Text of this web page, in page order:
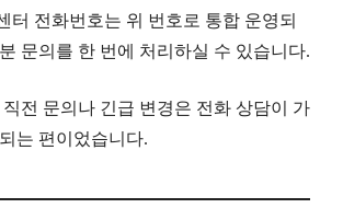
터 전화번호는 위 번호로 통합 운영되
문의를 한 번에 처리하실 수 있습니다.
전 문의나 긴급 변경은 전화 상담이 가
는 편이었습니다.